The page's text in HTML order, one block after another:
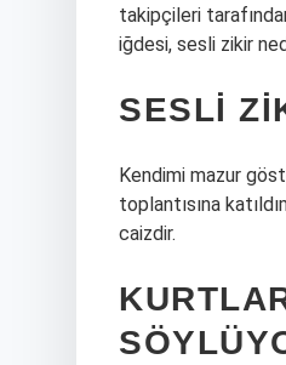
takipçileri
iğdesi, sesli zikir
SESLI
Kendimi mazur
toplantısına
caizdir.